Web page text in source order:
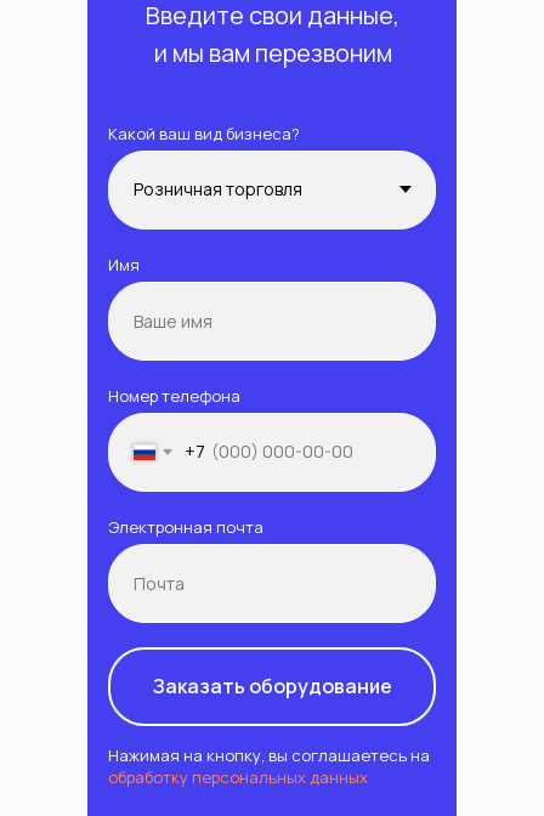
Введите свои данные,
и мы вам перезвоним
Какой ваш вид бизнеса?
Имя
Номер телефона
+7
Электронная почта
Заказать оборудование
Нажимая на кнопку, вы соглашаетесь на
обработку персональных данных